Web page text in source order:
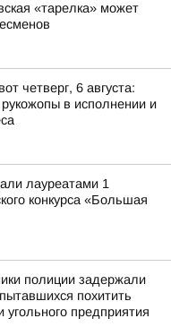
«тарелка» может
четверг, 6 августа:
в исполнении и
лауреатами 1
конкурса «Большая
полиции задержали
похитить
угольного предприятия